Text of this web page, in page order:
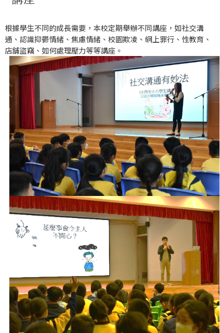
根據學生不同的成長需要，本校定期舉辦不同講座，如社交溝
通、認識抑鬱情緒、焦慮情緒、校園欺凌、網上罪行、性教育、
店舖盜竊、如何處理壓力等等講座。